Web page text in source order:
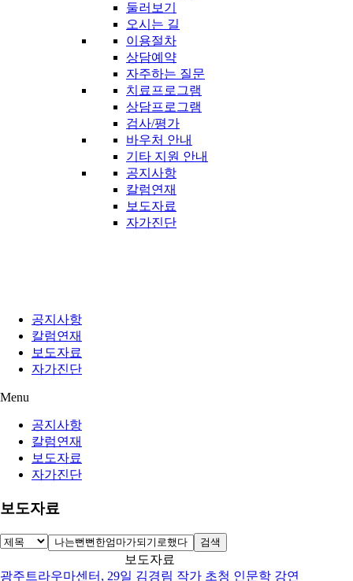
둘러보기
오시는 길
이용절차
상담예약
자주하는 질문
치료프로그램
상담프로그램
검사/평가
바우처 안내
기타 지원 안내
공지사항
칼럼연재
보도자료
자가진단
공지사항
칼럼연재
보도자료
자가진단
Menu
공지사항
칼럼연재
보도자료
자가진단
보도자료
검색
보도자료
광주트라우마센터, 29일 김경림 작가 초청 인문학 강연